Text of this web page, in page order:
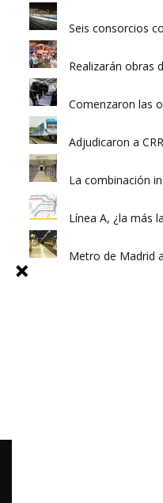
Seis consorcios
Realizarán obras
Comenzaron las
Adjudicaron a
La combinación
Línea A, ¿la más
Metro de Madrid